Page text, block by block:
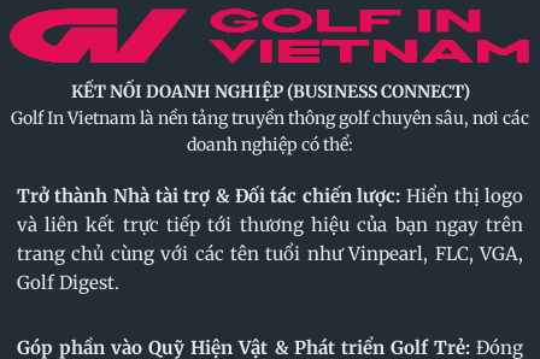
KẾT NỐI DOANH NGHIỆP (BUSINESS CONNECT)
Golf In Vietnam là nền tảng truyền thông golf chuyên sâu, nơi các
doanh nghiệp có thể:
Trở thành Nhà tài trợ & Đối tác chiến lược: Hiển thị logo
và liên kết trực tiếp tới thương hiệu của bạn ngay trên
trang chủ cùng với các tên tuổi như Vinpearl, FLC, VGA,
Golf Digest.
Góp phần vào Quỹ Hiện Vật & Phát triển Golf Trẻ: Đóng